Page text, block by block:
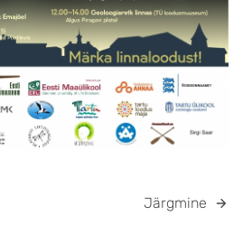
Järgmine